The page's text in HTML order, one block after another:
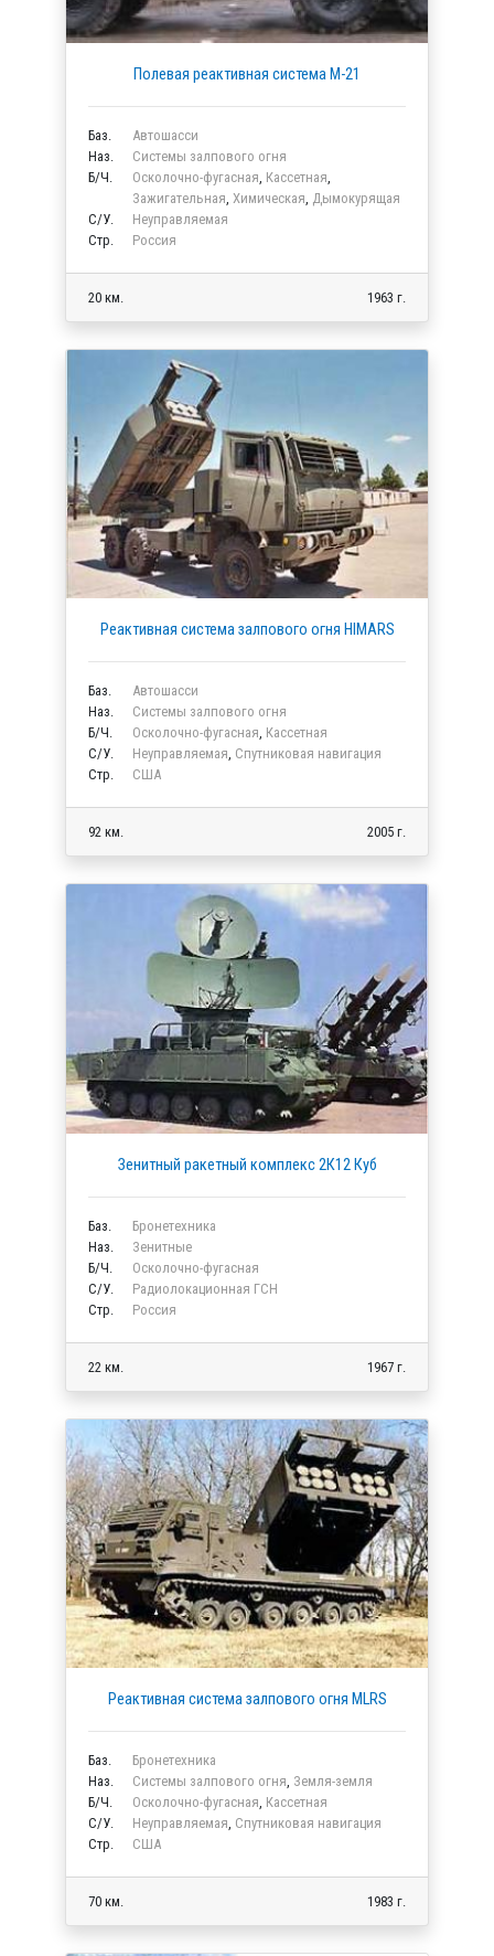
Полевая реактивная система М-21
Баз.
Автошасси
Наз.
Системы залпового огня
Б/Ч.
Осколочно-фугасная Кассетная
Зажигательная Химическая Дымокурящая
C/У.
Неуправляемая
Стр.
Россия
20 км. 1963 г.
Реактивная система залпового огня HIMARS
Баз.
Автошасси
Наз.
Системы залпового огня
Б/Ч.
Осколочно-фугасная, Кассетная
C/У.
Неуправляемая, Спутниковая навигация
Стр.
США
92 км. 2005 г.
Зенитный ракетный комплекс 2К12 Куб
Баз.
Бронетехника
Наз.
Зенитные
Б/Ч.
Осколочно-фугасная
C/У.
Радиолокационная ГСН
Стр.
Россия
22 км. 1967 г.
Реактивная система залпового огня MLRS
Баз.
Бронетехника
Наз.
Системы залпового огня, Земля-земля
Б/Ч.
Осколочно-фугасная, Кассетная
C/У.
Неуправляемая, Спутниковая навигация
Стр.
США
70 км. 1983 г.